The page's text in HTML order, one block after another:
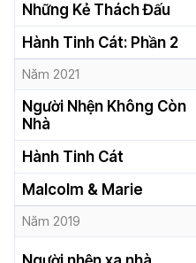
Những Kẻ Thách Đấu
Hành Tinh Cát: Phần 2
Năm 2021
Người Nhện Không Còn
Nhà
Hành Tinh Cát
Malcolm & Marie
Năm 2019